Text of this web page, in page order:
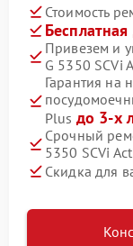
Стоимость
Привезем и
G 5350 SCVi
Гарантия на
Plus до 3-х
Срочный
5350 SCVi
Скидка для